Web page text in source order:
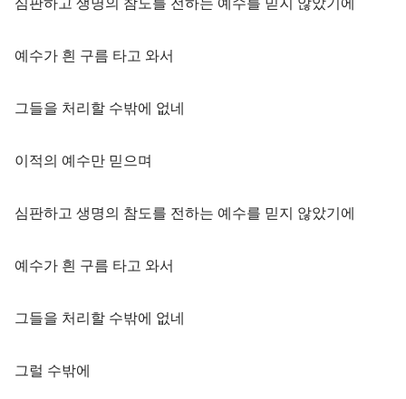
예수가 흰 구름 타고 와서
그들을 처리할 수밖에 없네
이적의 예수만 믿으며
심판하고 생명의 참도를 전하는 예수를 믿지 않았기에
예수가 흰 구름 타고 와서
그들을 처리할 수밖에 없네
그럴 수밖에